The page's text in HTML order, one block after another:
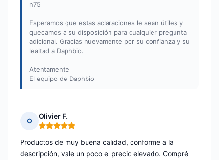
n75
Esperamos que estas aclaraciones le sean útiles y
quedamos a su disposición para cualquier pregunta
adicional. Gracias nuevamente por su confianza y su
lealtad a Daphbio.
Atentamente
El equipo de Daphbio
O
Olivier F.
Nota: 5 de 5
Productos de muy buena calidad, conforme a la
descripción, vale un poco el precio elevado. Compré